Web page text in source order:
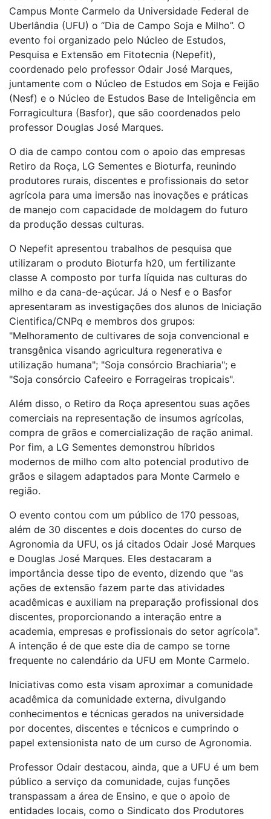
Campus Monte Carmelo da Universidade Federal de
Uberlândia (UFU) o “Dia de Campo Soja e Milho”. O
evento foi organizado pelo Núcleo de Estudos,
Pesquisa e Extensão em Fitotecnia (Nepefit),
coordenado pelo professor Odair José Marques,
juntamente com o Núcleo de Estudos em Soja e Feijão
(Nesf) e o Núcleo de Estudos Base de Inteligência em
Forragicultura (Basfor), que são coordenados pelo
professor Douglas José Marques.
O dia de campo contou com o apoio das empresas
Retiro da Roça, LG Sementes e Bioturfa, reunindo
produtores rurais, discentes e profissionais do setor
agrícola para uma imersão nas inovações e práticas
de manejo com capacidade de moldagem do futuro
da produção dessas culturas.
O Nepefit apresentou trabalhos de pesquisa que
utilizaram o produto Bioturfa h20, um fertilizante
classe A composto por turfa líquida nas culturas do
milho e da cana-de-açúcar. Já o Nesf e o Basfor
apresentaram as investigações dos alunos de Iniciação
Cientifica/CNPq e membros dos grupos:
"Melhoramento de cultivares de soja convencional e
transgênica visando agricultura regenerativa e
utilização humana"; "Soja consórcio Brachiaria"; e
"Soja consórcio Cafeeiro e Forrageiras tropicais".
Além disso, o Retiro da Roça apresentou suas ações
comerciais na representação de insumos agrícolas,
compra de grãos e comercialização de ração animal.
Por fim, a LG Sementes demonstrou híbridos
modernos de milho com alto potencial produtivo de
grãos e silagem adaptados para Monte Carmelo e
região.
O evento contou com um público de 170 pessoas,
além de 30 discentes e dois docentes do curso de
Agronomia da UFU, os já citados Odair José Marques
e Douglas José Marques. Eles destacaram a
importância desse tipo de evento, dizendo que "as
ações de extensão fazem parte das atividades
acadêmicas e auxiliam na preparação profissional dos
discentes, proporcionando a interação entre a
academia, empresas e profissionais do setor agrícola".
A intenção é de que este dia de campo se torne
frequente no calendário da UFU em Monte Carmelo.
Iniciativas como esta visam aproximar a comunidade
acadêmica da comunidade externa, divulgando
conhecimentos e técnicas gerados na universidade
por docentes, discentes e técnicos e cumprindo o
papel extensionista nato de um curso de Agronomia.
Professor Odair destacou, ainda, que a UFU é um bem
público a serviço da comunidade, cujas funções
transpassam a área de Ensino, e que o apoio de
entidades locais, como o Sindicato dos Produtores